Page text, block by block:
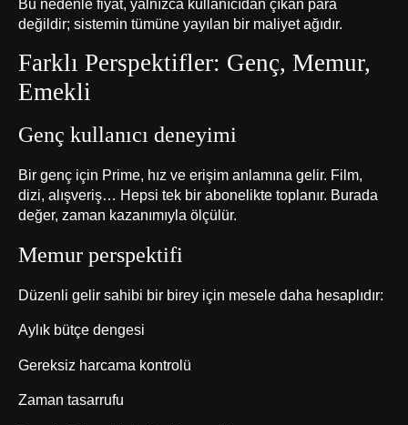
Bu nedenle fiyat, yalnızca kullanıcıdan çıkan para
değildir; sistemin tümüne yayılan bir maliyet ağıdır.
Farklı Perspektifler: Genç, Memur,
Emekli
Genç kullanıcı deneyimi
Bir genç için Prime, hız ve erişim anlamına gelir. Film,
dizi, alışveriş… Hepsi tek bir abonelikte toplanır. Burada
değer, zaman kazanımıyla ölçülür.
Memur perspektifi
Düzenli gelir sahibi bir birey için mesele daha hesaplıdır:
Aylık bütçe dengesi
Gereksiz harcama kontrolü
Zaman tasarrufu